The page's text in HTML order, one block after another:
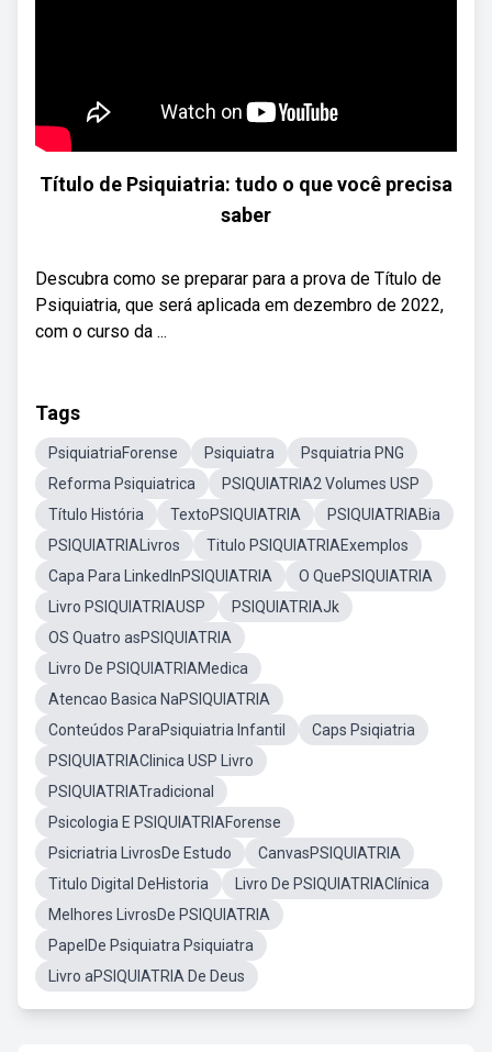
Título de Psiquiatria: tudo o que você precisa
saber
Descubra como se preparar para a prova de Título de
Psiquiatria, que será aplicada em dezembro de 2022,
com o curso da ...
Tags
PsiquiatriaForense Psiquiatra
Psquiatria PNG
Reforma Psiquiatrica
PSIQUIATRIA2 Volumes USP
Título História
TextoPSIQUIATRIA
PSIQUIATRIABia
PSIQUIATRIALivros
Titulo PSIQUIATRIAExemplos
Capa Para LinkedInPSIQUIATRIA
O QuePSIQUIATRIA
Livro PSIQUIATRIAUSP
PSIQUIATRIAJk
OS Quatro asPSIQUIATRIA
Livro De PSIQUIATRIAMedica
Atencao Basica NaPSIQUIATRIA
Conteúdos ParaPsiquiatria Infantil
Caps Psiqiatria
PSIQUIATRIAClinica USP Livro
PSIQUIATRIATradicional
Psicologia E PSIQUIATRIAForense
Psicriatria LivrosDe Estudo
CanvasPSIQUIATRIA
Titulo Digital DeHistoria
Livro De PSIQUIATRIAClínica
Melhores LivrosDe PSIQUIATRIA
PapelDe Psiquiatra Psiquiatra
Livro aPSIQUIATRIA De Deus